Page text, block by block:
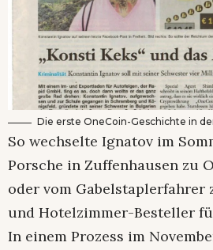
Die erste OneCoin-Geschichte in
So wechselte Ignatov im
Porsche in Zuffenhausen zu
oder vom Gabelstaplerfahrer
und Hotelzimmer-Besteller
In einem Prozess im